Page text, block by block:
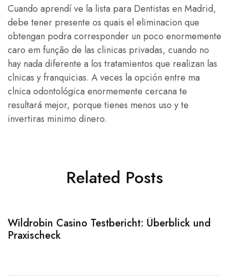
Cuando aprendí ve la lista para Dentistas en Madrid,
debe tener presente os quais el eliminacion que
obtengan podra corresponder un poco enormemente
caro em função de las clinicas privadas, cuando no
hay nada diferente a los tratamientos que realizan las
clnicas y franquicias. A veces la opción entre ma
clnica odontológica enormemente cercana te
resultará mejor, porque tienes menos uso y te
invertiras minimo dinero.
Related Posts
Wildrobin Casino Testbericht: Überblick und
Praxischeck